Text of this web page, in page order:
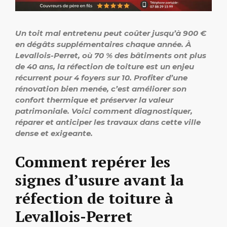
Un toit mal entretenu peut coûter jusqu’à 900 €
en dégâts supplémentaires chaque année. À
Levallois-Perret, où 70 % des bâtiments ont plus
de 40 ans, la réfection de toiture est un enjeu
récurrent pour 4 foyers sur 10. Profiter d’une
rénovation bien menée, c’est améliorer son
confort thermique et préserver la valeur
patrimoniale. Voici comment diagnostiquer,
réparer et anticiper les travaux dans cette ville
dense et exigeante.
Comment repérer les
signes d’usure avant la
réfection de toiture à
Levallois-Perret